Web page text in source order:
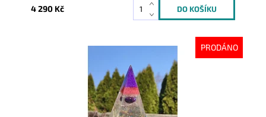
4 290 Kč
PRODÁNO
Vyprodáno
6249